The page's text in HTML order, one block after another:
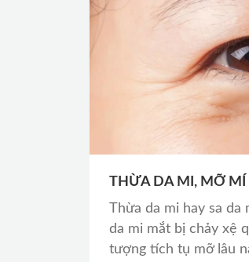
THỪA DA MI, MỠ MÍ
Thừa da mi hay sa
da mi mắt bị chảy xệ
tượng tích tụ mỡ lâu